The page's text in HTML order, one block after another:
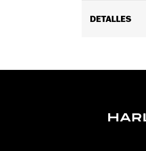
DETALLES
Uso
ATENCIÓN:No
Las
H-D®